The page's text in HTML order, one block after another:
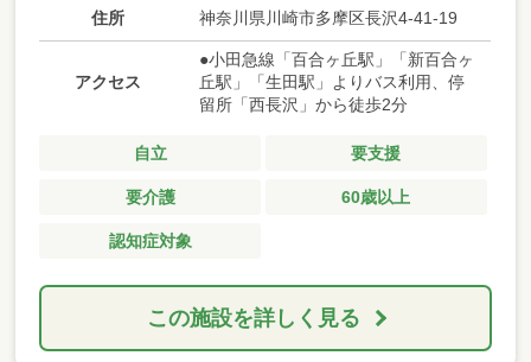
住所 神奈川県川崎市多摩区長沢4-41-19
アクセス
●小田急線「百合ヶ丘駅」「新百合ヶ
丘駅」「生田駅」よりバス利用、停
留所「西長沢」から徒歩2分
自立 要支援
要介護 60歳以上
認知症対象
この施設を詳しく見る